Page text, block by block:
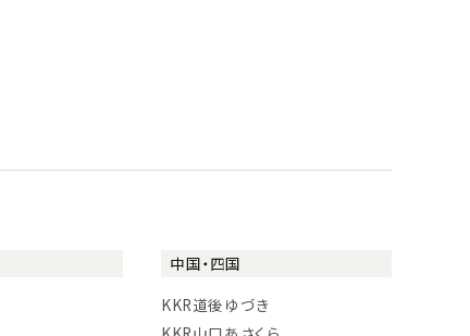
中国・四国
KKR道後ゆづき